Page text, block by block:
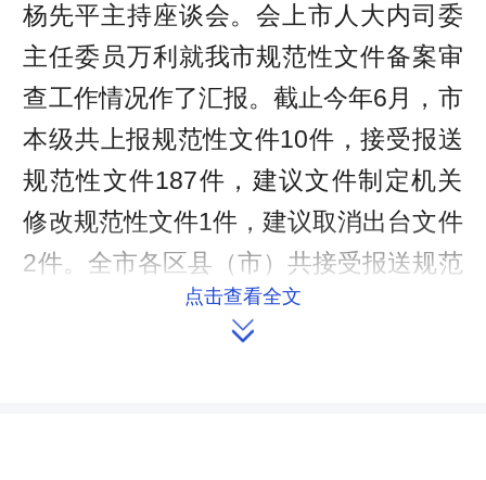
杨先平主持座谈会。会上市人大内司委
主任委员万利就我市规范性文件备案审
查工作情况作了汇报。截止今年6月，市
本级共上报规范性文件10件，接受报送
规范性文件187件，建议文件制定机关
修改规范性文件1件，建议取消出台文件
2件。全市各区县（市）共接受报送规范
性文件1046件。市政府法制办、市政府
经研中心、武陵区人大常委会、武陵区
点击查看全文
